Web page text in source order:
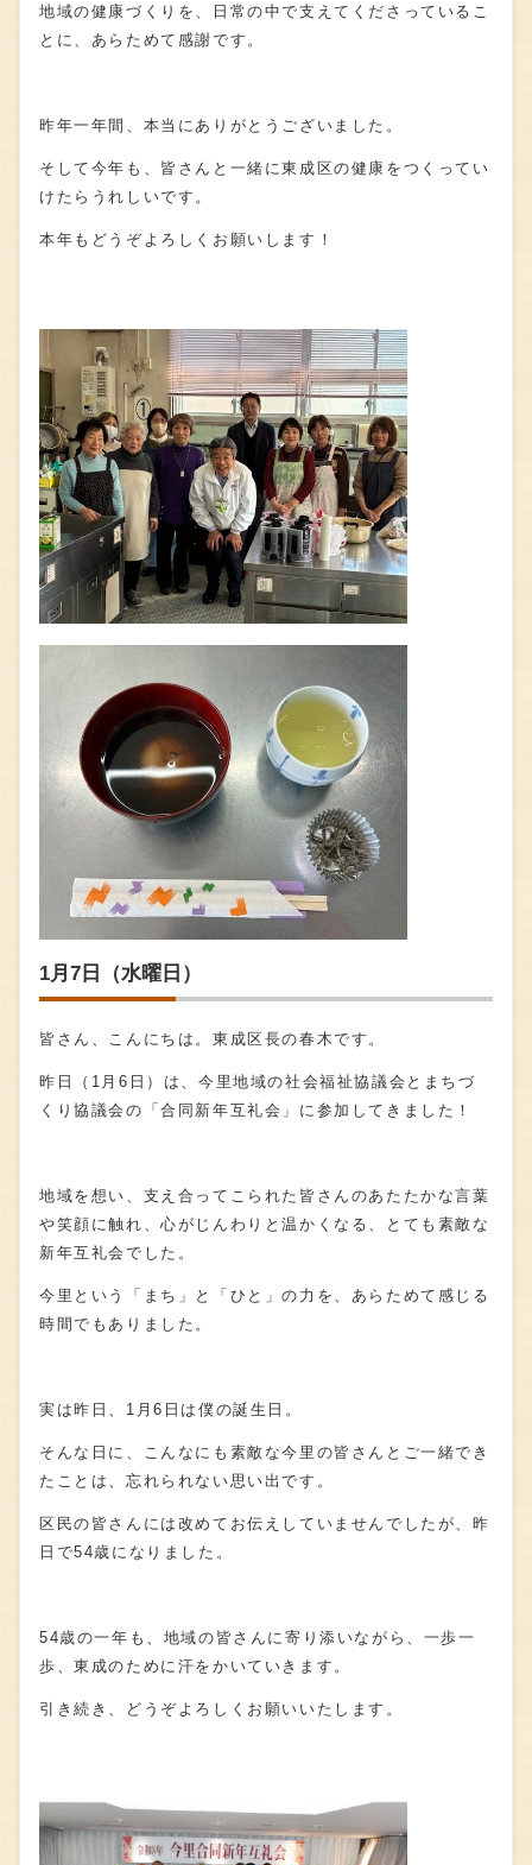
地域の健康づくりを、日常の中で支えてくださっているこ
とに、あらためて感謝です。
昨年一年間、本当にありがとうございました。
そして今年も、皆さんと一緒に東成区の健康をつくってい
けたらうれしいです。
本年もどうぞよろしくお願いします！
1月7日（水曜日）
皆さん、こんにちは。東成区長の春木です。
昨日（ 1 月6 日）は、今里地域の社会福祉協議会とまちづ
くり協議会の「合同新年互礼会」に参加してきました！
地域を想い、支え合ってこられた皆さんのあたたかな言葉
や笑顔に触れ、心がじんわりと温かくなる、とても素敵な
新年互礼会でした。
今里という「まち」と「ひと」の力を、あらためて感じる
時間でもありました。
実は昨日、 1 月6 日は僕の誕生日。
そんな日に、こんなにも素敵な今里の皆さんとご一緒でき
たことは、忘れられない思い出です。
区民の皆さんには改めてお伝えしていませんでしたが、昨
日で54歳になりました。
54歳の一年も、地域の皆さんに寄り添いながら、一歩一
歩、東成のために汗をかいていきます。
引き続き、どうぞよろしくお願いいたします。